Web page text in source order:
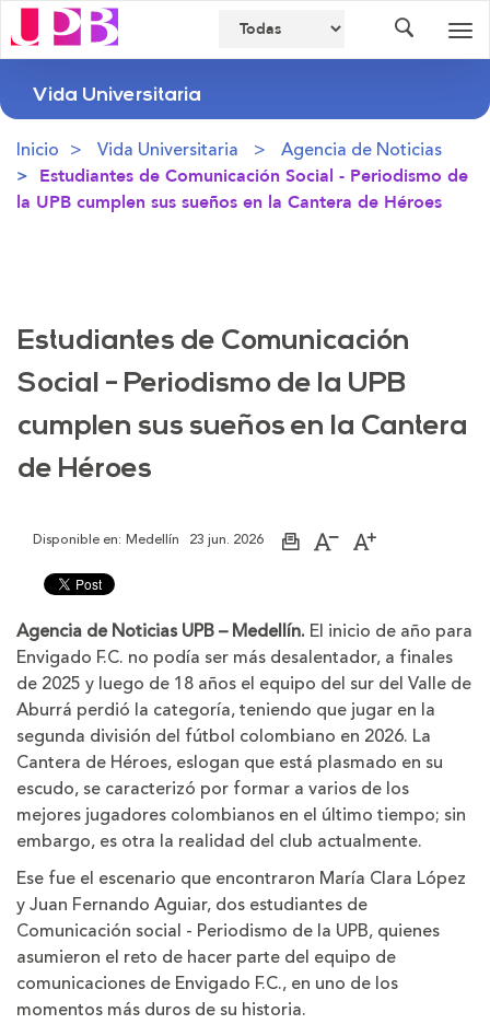
Vida Universitaria
Inicio Vida Universitaria Agencia de Noticias
Estudiantes de Comunicación Social - Periodismo de
la UPB cumplen sus sueños en la Cantera de Héroes
Estudiantes de Comunicación
Social - Periodismo de la UPB
cumplen sus sueños en la Cantera
de Héroes
Disponible en: Medellín 23 jun. 2026
ImprimirAumentar
letra
Disminuir
letra
Agencia de Noticias UPB – Medellín. El inicio de año para
Envigado F.C. no podía ser más desalentador, a finales
de 2025 y luego de 18 años el equipo del sur del Valle de
Aburrá perdió la categoría, teniendo que jugar en la
segunda división del fútbol colombiano en 2026. La
Cantera de Héroes, eslogan que está plasmado en su
escudo, se caracterizó por formar a varios de los
mejores jugadores colombianos en el último tiempo; sin
embargo, es otra la realidad del club actualmente.
Ese fue el escenario que encontraron María Clara López
y Juan Fernando Aguiar, dos estudiantes de
Comunicación social - Periodismo de la UPB, quienes
asumieron el reto de hacer parte del equipo de
comunicaciones de Envigado F.C., en uno de los
momentos más duros de su historia.